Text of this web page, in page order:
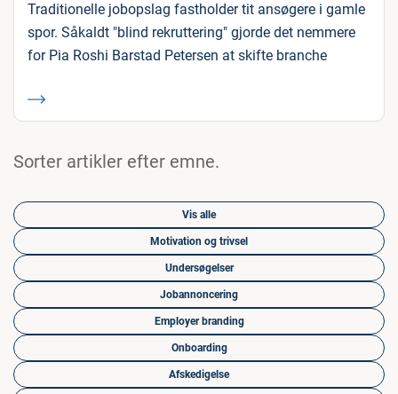
Traditionelle jobopslag fastholder tit ansøgere i gamle
spor. Såkaldt "blind rekruttering" gjorde det nemmere
for Pia Roshi Barstad Petersen at skifte branche
Sorter artikler efter emne.
Vis alle
Motivation og trivsel
Undersøgelser
Jobannoncering
Employer branding
Onboarding
Afskedigelse